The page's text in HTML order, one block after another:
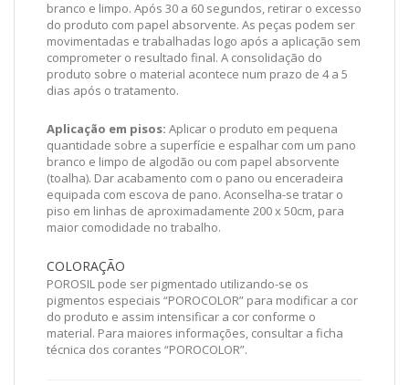
branco e limpo. Após 30 a 60 segundos, retirar o excesso
do produto com papel absorvente. As peças podem ser
movimentadas e trabalhadas logo após a aplicação sem
comprometer o resultado final. A consolidação do
produto sobre o material acontece num prazo de 4 a 5
dias após o tratamento.
Aplicação em pisos: Aplicar o produto em pequena
quantidade sobre a superfície e espalhar com um pano
branco e limpo de algodão ou com papel absorvente
(toalha). Dar acabamento com o pano ou enceradeira
equipada com escova de pano. Aconselha-se tratar o
piso em linhas de aproximadamente 200 x 50cm, para
maior comodidade no trabalho.
COLORAÇÃO
POROSIL pode ser pigmentado utilizando-se os
pigmentos especiais “POROCOLOR” para modificar a cor
do produto e assim intensificar a cor conforme o
material. Para maiores informações, consultar a ficha
técnica dos corantes “POROCOLOR”.